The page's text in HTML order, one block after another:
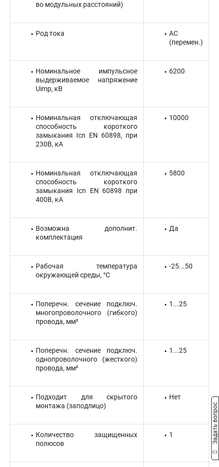
во модульных расстояний)
Род тока
AC
(перемен.)
Номинальное импульсное
выдерживаемое напряжение
Uimp, кВ
6200
Номинальная отключающая
способность короткого
замыкания Icn EN 60898, при
230В, кА
10000
Номинальная отключающая
способность короткого
замыкания Icn EN 60898 при
400В, кА
5800
Возможна дополнит.
комплектация
Да
Рабочая температура
окружающей среды, °C
-25...50
Поперечн. сечение подключ.
многопроволочного (гибкого)
провода, мм²
1...25
Поперечн. сечение подключ.
однопроволочного (жесткого)
провода, мм²
1...25
Подходит для скрытого
монтажа (заподлицо)
Нет
Количество защищенных
полюсов
1 Задать вопрос